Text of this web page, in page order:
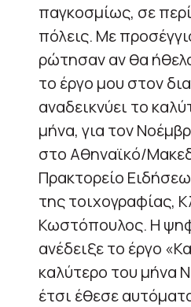
παγκοσμίως, σε
πόλεις. Με
ρώτησαν αν θα
το έργο μου στον
αναδεικνύει το
μήνα, για τον
στο Αθηναϊκό/
Πρακτορείο
της τοιχογραφίας,
Κωστόπουλος. Η
ανέδειξε το έργο
καλύτερο του μήνα
έτσι έθεσε